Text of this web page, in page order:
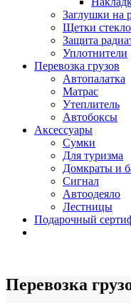
Заглушки на
Щетки
Защита
Уплотнители
Перевозка грузов
Автопалатка
Матрас
Утеплитель
Автобоксы
Аксессуары
Сумки
Для туризма
Домкраты и
Сигнал
Автоодеяло
Лестницы
Подарочный
Перевозка